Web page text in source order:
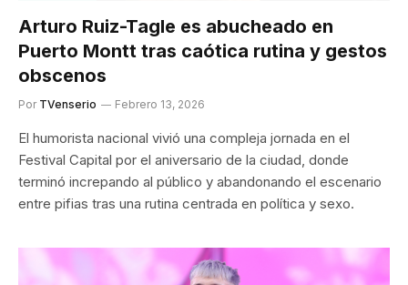
Arturo Ruiz-Tagle es abucheado en
Puerto Montt tras caótica rutina y gestos
obscenos
Por TVenserio Febrero 13, 2026
El humorista nacional vivió una compleja jornada en el
Festival Capital por el aniversario de la ciudad, donde
terminó increpando al público y abandonando el escenario
entre pifias tras una rutina centrada en política y sexo.